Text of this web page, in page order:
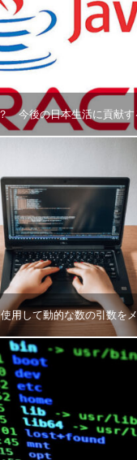
今後の日本生活に貢献す
用して動的な数の引数を